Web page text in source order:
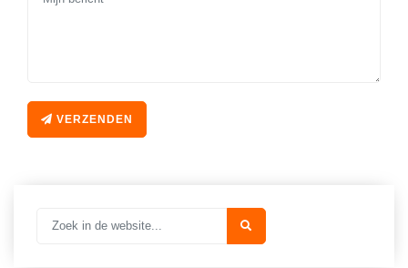
Schoolreisideeën
Kruiswoordpuzzels
Montessori onderwijs
Jenaplanonderwijs
Onderwijsvacatures
VERZENDEN